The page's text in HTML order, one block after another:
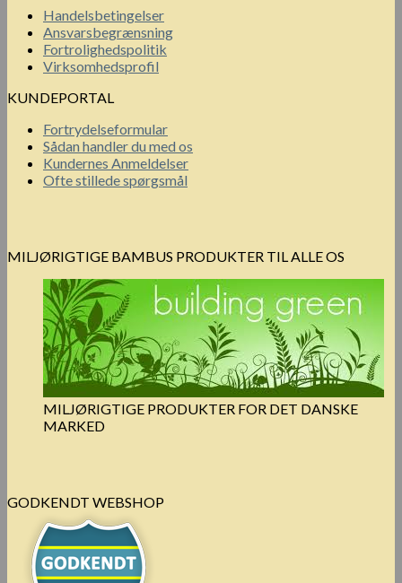
Handelsbetingelser
Ansvarsbegrænsning
Fortrolighedspolitik
Virksomhedsprofil
KUNDEPORTAL
Fortrydelseformular
Sådan handler du med os
Kundernes Anmeldelser
Ofte stillede spørgsmål
MILJØRIGTIGE BAMBUS PRODUKTER TIL ALLE OS
MILJØRIGTIGE PRODUKTER FOR DET DANSKE
MARKED
GODKENDT WEBSHOP